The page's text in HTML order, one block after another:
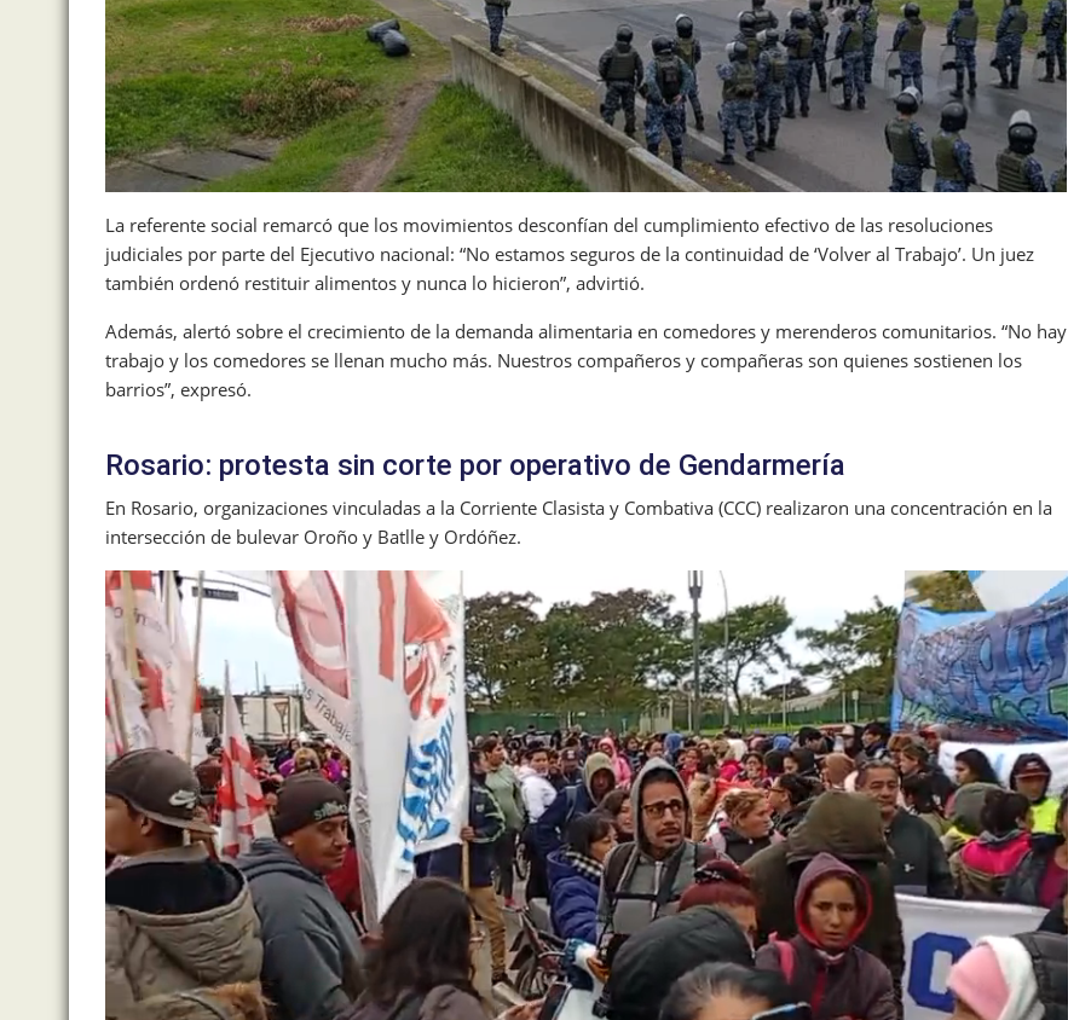
La referente social remarcó que los movimientos desconfían del cumplimiento efectivo de las resoluciones
judiciales por parte del Ejecutivo nacional: “No estamos seguros de la continuidad de ‘Volver al Trabajo’. Un juez
también ordenó restituir alimentos y nunca lo hicieron”, advirtió.
Además, alertó sobre el crecimiento de la demanda alimentaria en comedores y merenderos comunitarios. “No hay
trabajo y los comedores se llenan mucho más. Nuestros compañeros y compañeras son quienes sostienen los
barrios”, expresó.
Rosario: protesta sin corte por operativo de Gendarmería
En Rosario, organizaciones vinculadas a la Corriente Clasista y Combativa (CCC) realizaron una concentración en la
intersección de bulevar Oroño y Batlle y Ordóñez.